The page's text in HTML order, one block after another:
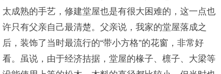
太成熟的手艺，修建堂屋也是有很大困难的，这一点也
许只有父亲自己最清楚。父亲说，我家的堂屋落成之
后，装饰了当时最流行的“带小方格”的花窗，非常好
看。虽说，由于经济拮据，堂屋的椽子、檩子、大梁等